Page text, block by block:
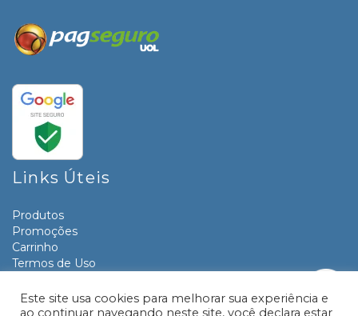
Links Úteis
Produtos
Promoções
Carrinho
Termos de Uso
Contato
Este site usa cookies para melhorar sua experiência e
ao continuar navegando neste site, você declara estar